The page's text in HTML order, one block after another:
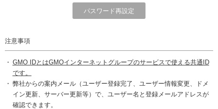
注意事項
GMO IDとはGMOインターネットグループのサービスで使える共通ID
です。
弊社からの案内メール（ユーザー登録完了、ユーザー情報変更、ドメ
イン更新、サーバー更新等）で、ユーザー名と登録メールアドレスが
確認できます。